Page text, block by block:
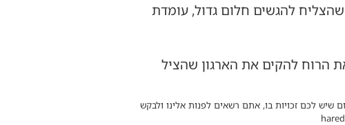
להגשים חלום גדול, עומדת
הרוח להקים את הארגון שהציל
שיש לכם זכויות בו, אתם רשאים לפנות אלינו ולבקש